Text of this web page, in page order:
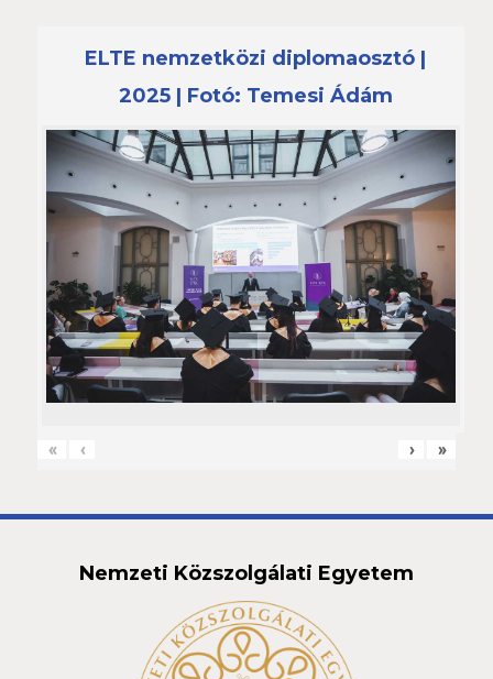
ELTE nemzetközi diplomaosztó |
2025 | Fotó: Temesi Ádám
« ‹ › »
Nemzeti Közszolgálati Egyetem